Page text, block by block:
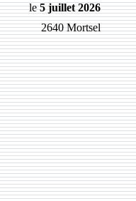
le5 juillet 2026
2640 Mortsel